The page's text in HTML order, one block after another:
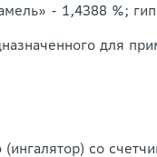
- 1,4388 %;
для
(ингалятор) со